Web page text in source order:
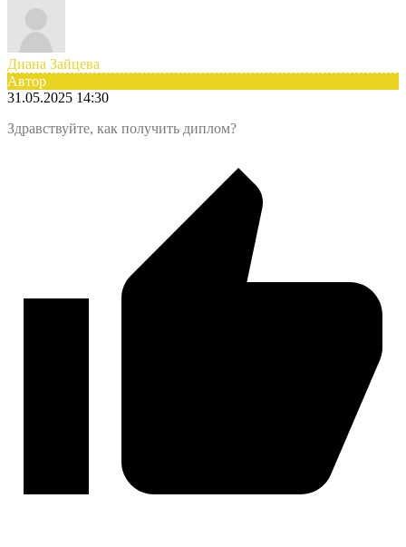
Диана Зайцева
Автор
31.05.2025 14:30
Здравствуйте, как получить диплом?